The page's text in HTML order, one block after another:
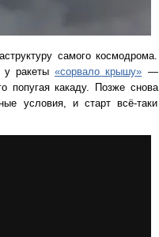
самого космодрома.
у ракеты«сорвало крышу» —
попугая какаду. Позже снова
условия, и старт всё-таки